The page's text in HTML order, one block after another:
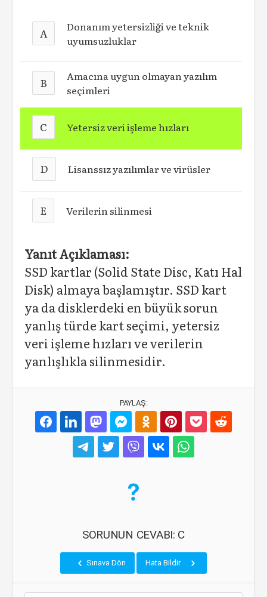
A
Donanım yetersizliği ve teknik
uyumsuzluklar
B
Amacına uygun olmayan yazılım
seçimleri
C Yetersiz veri işleme hızları
D Lisanssız yazılımlar ve virüsler
E Verilerin silinmesi
Yanıt Açıklaması:
SSD kartlar (Solid State Disc, Katı Hal
Disk) almaya başlamıştır. SSD kart
ya da disklerdeki en büyük sorun
yanlış türde kart seçimi, yetersiz
veri işleme hızları ve verilerin
yanlışlıkla silinmesidir.
PAYLAŞ:
SORUNUN CEVABI: C
Sınava Dön Hata Bildir